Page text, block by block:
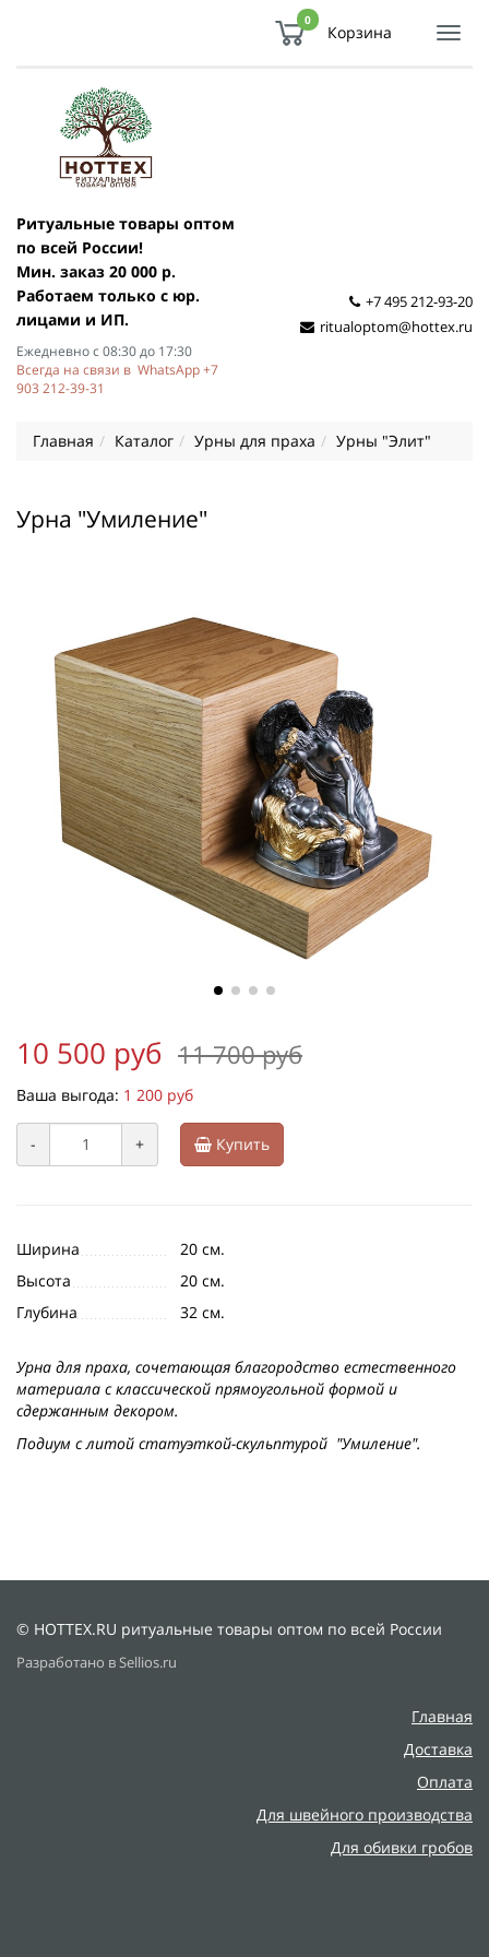
0
Корзина
Ритуальные товары оптом
по всей России!
Мин. заказ 20 000 р.
Работаем только с юр.
лицами и ИП.
Ежедневно с 08:30 до 17:30
Всегда на связи в WhatsApp +7
903 212-39-31
+7 495 212-93-20
ritualoptom@hottex.ru
Главная Каталог Урны для праха Урны "Элит"
Урна "Умиление"
10 500 руб 11 700 руб
Ваша выгода: 1 200 руб
- + Купить
Ширина
20 см.
Высота
20 см.
Глубина
32 см.
Урна для праха, сочетающая благородство естественного
материала с классической прямоугольной формой и
сдержанным декором.
Подиум с литой статуэткой-скульптурой "Умиление".
© HOTTEX.RU ритуальные товары оптом по всей России
Разработано в Sellios.ru
Главная
Доставка
Оплата
Для швейного производства
Для обивки гробов